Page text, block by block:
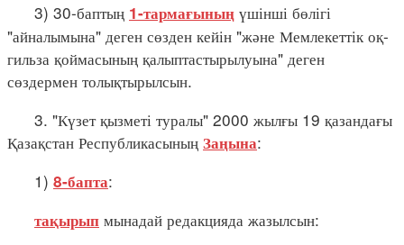
3) 30-баптың 1-тармағының үшінші бөлігі
"айналымына" деген сөзден кейін "және Мемлекеттік оқ-
гильза қоймасының қалыптастырылуына" деген
сөздермен толықтырылсын.
3. "Күзет қызметі туралы" 2000 жылғы 19 қазандағы
Қазақстан Республикасының Заңына:
1) 8-бапта:
тақырып мынадай редакцияда жазылсын: